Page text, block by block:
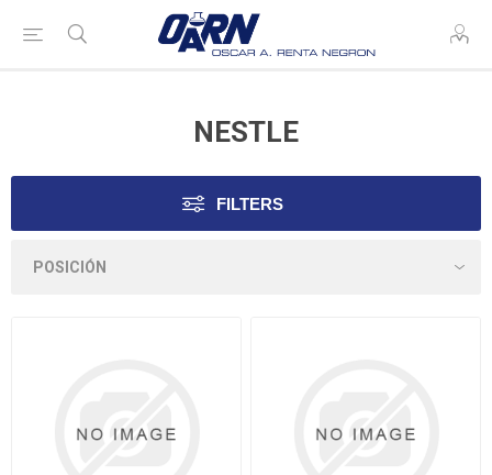
NESTLE
FILTERS